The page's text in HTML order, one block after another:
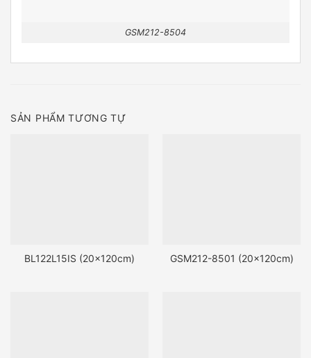
GSM212-8504
SẢN PHẨM TƯƠNG TỰ
BL122L15IS (20x120cm) GSM212-8501 (20x120cm)